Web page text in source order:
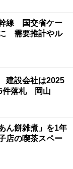
幹線 国交省ケー
需要推計やル
建設会社は2025
件落札 岡山
ん餅雑煮」を1年
店の喫茶スペー